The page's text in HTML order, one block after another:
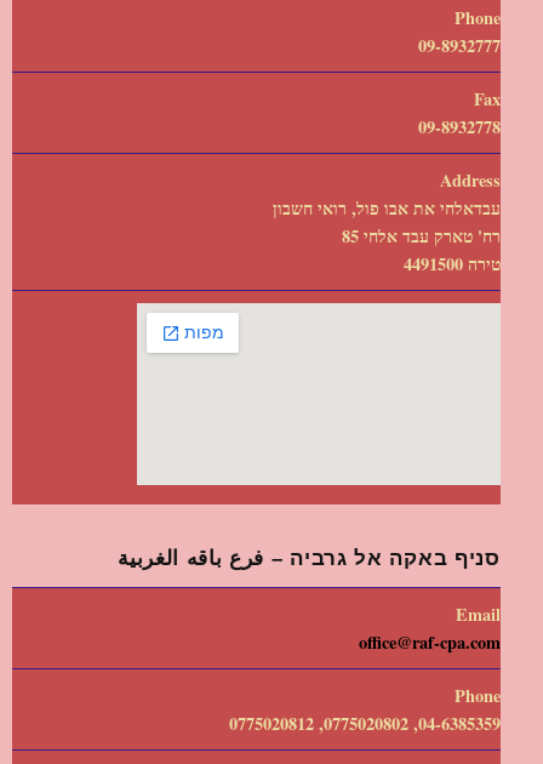
Phone
09-8932777
Fax
09-8932778
Address
עבדאלחי את אבו פול, רואי חשבון
רח' טארק עבד אלחי 85
טירה 4491500
סניף באקה אל גרביה – فرع باقه الغربية
Email
office@raf-cpa.com
Phone
04-6385359, 0775020802, 0775020812